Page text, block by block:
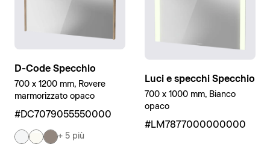
D-Code Specchio
700 x 1200 mm, Rovere
marmorizzato opaco
#DC7079055550000
+ 5 più
Luci e specchi Specchio
700 x 1000 mm, Bianco
opaco
#LM7877000000000